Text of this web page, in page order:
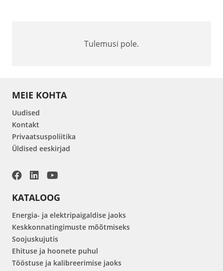
Tulemusi pole.
MEIE KOHTA
Uudised
Kontakt
Privaatsuspoliitika
Üldised eeskirjad
KATALOOG
Energia- ja elektripaigaldise jaoks
Keskkonnatingimuste mõõtmiseks
Soojuskujutis
Ehituse ja hoonete puhul
Tööstuse ja kalibreerimise jaoks